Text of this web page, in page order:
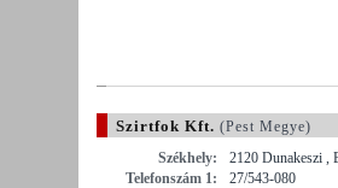
Szirtfok Kft. (Pest Megye)
Székhely:
2120 Dunakeszi ,
Telefonszám 1:
27/543-080